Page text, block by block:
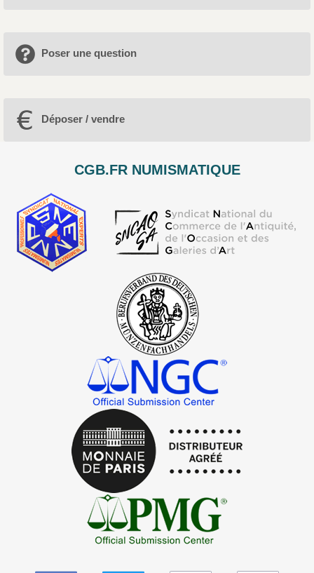
Poser une question
Déposer / vendre
CGB.FR NUMISMATIQUE